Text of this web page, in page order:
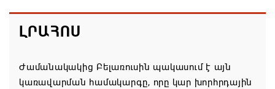
ԼՐԱՀՈՍ
Ժամանակակից Բելառուսին պակասում է այն
կառավարման համակարգը, որը կար խորհրդային